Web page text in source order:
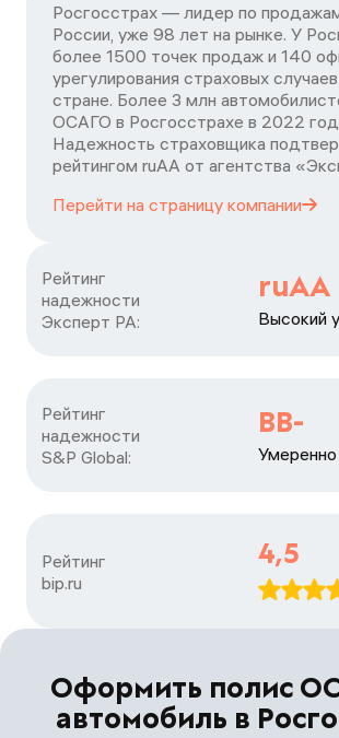
Росгосстрах — лидер по
России, уже 98 лет на рынке. У
более 1500 точек продаж и 140
урегулирования страховых
стране. Более 3 млн
ОСАГО в Росгосстрахе в 2022
Надежность страховщика
рейтингом ruАА от агентства
Перейти на страницу компании
Рейтинг
надежности
Эксперт РА:
ruAA
Высокий
Рейтинг
надежности
S&P Global:
BB-
Умеренно
Рейтинг
bip.ru
4,5
Оформить полис
автомобиль в